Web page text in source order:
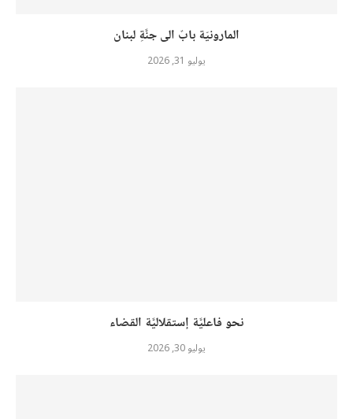
المارونيّة بابٌ الى جنَّةِ لبنان
يوليو 31, 2026
نحو فاعليَّة إستقلاليَّة القضاء
يوليو 30, 2026